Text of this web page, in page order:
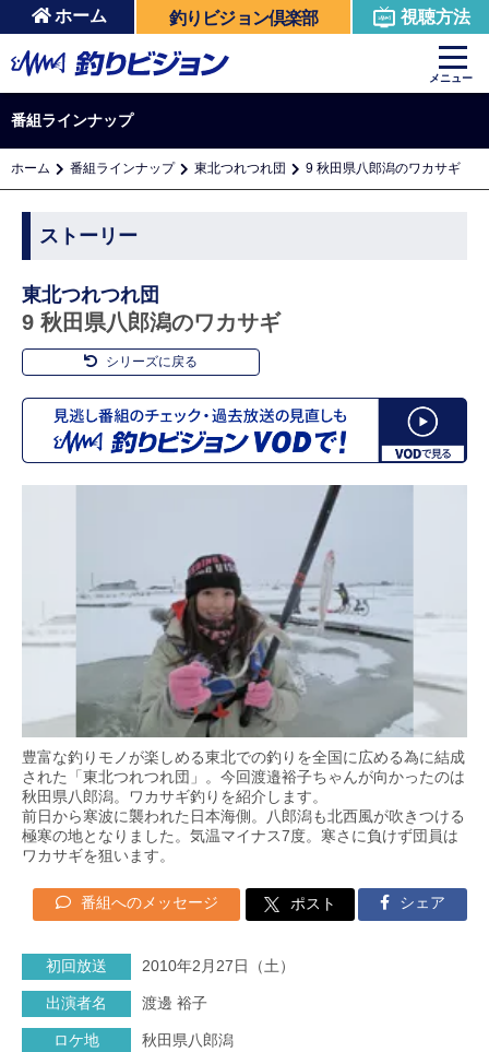
ホーム 釣りビジョン倶楽部 視聴方法
メニュー
番組ラインナップ
ホーム 番組ラインナップ 東北つれつれ団 9 秋田県八郎潟のワカサギ
ストーリー
東北つれつれ団
9 秋田県八郎潟のワカサギ
シリーズに戻る
豊富な釣りモノが楽しめる東北での釣りを全国に広める為に結成
された「東北つれつれ団」。今回渡邉裕子ちゃんが向かったのは
秋田県八郎潟。ワカサギ釣りを紹介します。
前日から寒波に襲われた日本海側。八郎潟も北西風が吹きつける
極寒の地となりました。気温マイナス7度。寒さに負けず団員は
ワカサギを狙います。
番組へのメッセージ ポスト シェア
初回放送 2010年2月27日（土）
出演者名 渡邊 裕子
ロケ地 秋田県八郎潟